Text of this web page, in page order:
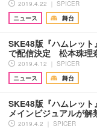
2019.4.22 ｜ SPICER
ニュース
舞台
SKE48版『ハムレッ
で配信決定 松本珠理
2019.4.12 ｜ SPICER
ニュース
舞台
SKE48版『ハムレッ
メインビジュアルが
2019.4.2 ｜ SPICER